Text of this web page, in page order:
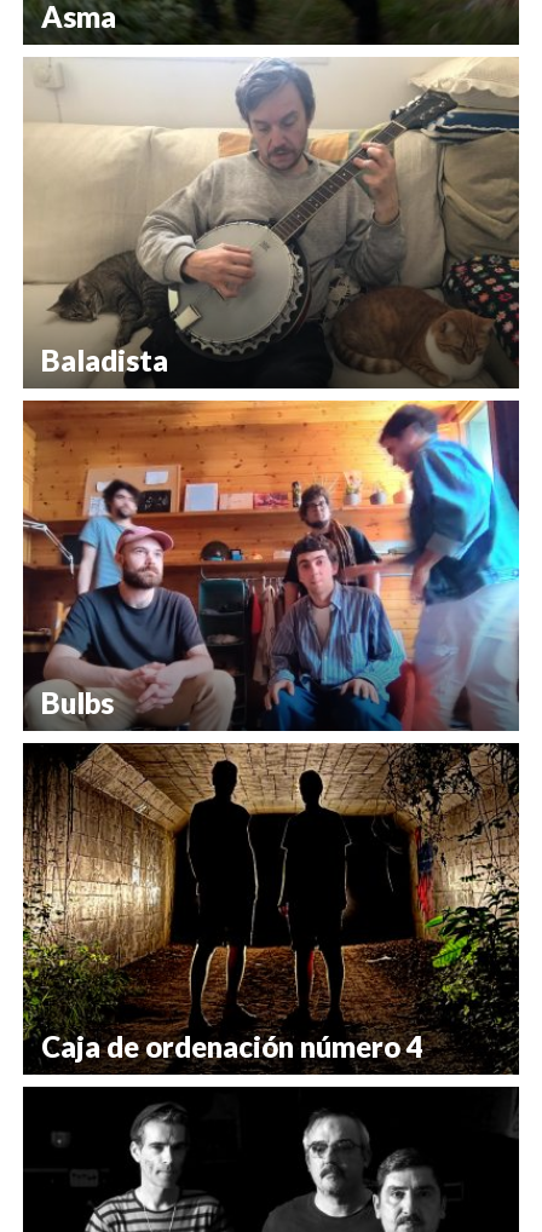
Asma
Baladista
Bulbs
Caja de ordenación número 4